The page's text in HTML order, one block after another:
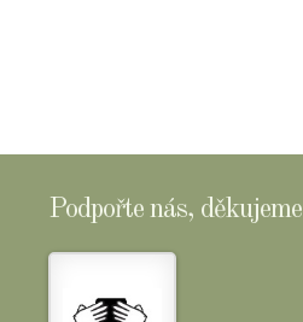
Podpořte nás, děkujeme